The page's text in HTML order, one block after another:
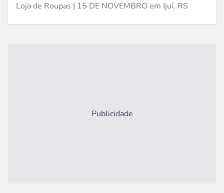
Loja de Roupas | 15 DE NOVEMBRO em Ijuí, RS
Publicidade